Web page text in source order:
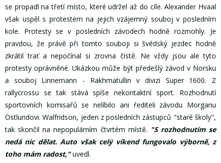
se propadl na třetí místo, které udržel až do cíle. Alexander Hvaal
však uspěl s protestem na jejich vzájemný souboj v posledním
kole. Protesty se v posledních závodech hodně rozmohly. Je
pravdou, že právě při tomto souboji si švédský jezdec hodně
zkrátil trať a nepočínal si zrovna čistě. Ne vždy jsou ale tyto
protesty oprávněné. Ukázkou může být předešlý závod v Norsku
a souboj Linnemann - Rakhmatullin v divizi Super 1600. Z
rallycrossu se tak stává spíše nekontaktní sport. Rozhodnutí
sportovních komisařů se nelíbilo ani řediteli závodu Morganu
Östlundovi. Walfridson, jeden z posledních zástupců "staré školy",
tak skončil na nepopulárním čtvrtém místě. "S rozhodnutím se
nedá nic dělat. Auto však celý víkend fungovalo výborně, z
toho mám radost,"uvedl.